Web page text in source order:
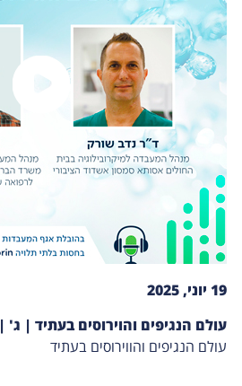
19 יוני, 2025
עולם הנגיפים והוירוסים בעתיד | ג' | #029
עולם הנגיפים והווירוסים בעתיד